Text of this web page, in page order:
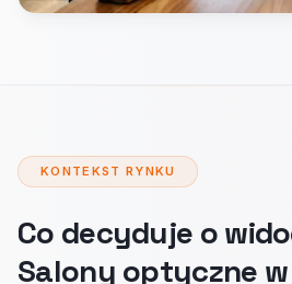
KONTEKST RYNKU
Co decyduje o
Salony optyczne w